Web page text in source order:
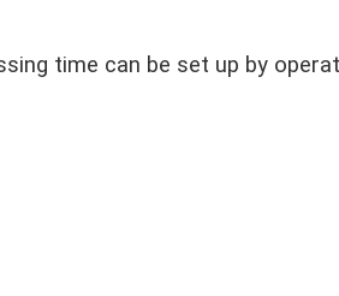
time can be set up by